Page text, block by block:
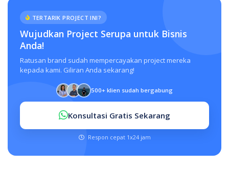
TERTARIK PROJECT INI?
Wujudkan Project Serupa untuk Bisnis
Anda!
Ratusan brand sudah mempercayakan project mereka
kepada kami. Giliran Anda sekarang!
500+ klien sudah bergabung
Konsultasi Gratis Sekarang
Respon cepat 1x24 jam